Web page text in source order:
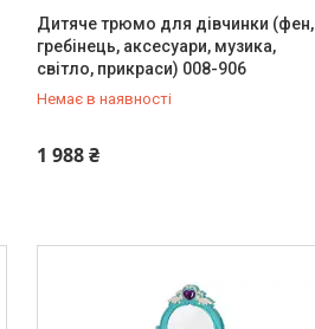
Дитяче трюмо для дівчинки (фен,
гребінець, аксесуари, музика,
світло, прикраси) 008-906
Немає в наявності
1 988 ₴
0 (800) 33-98-35